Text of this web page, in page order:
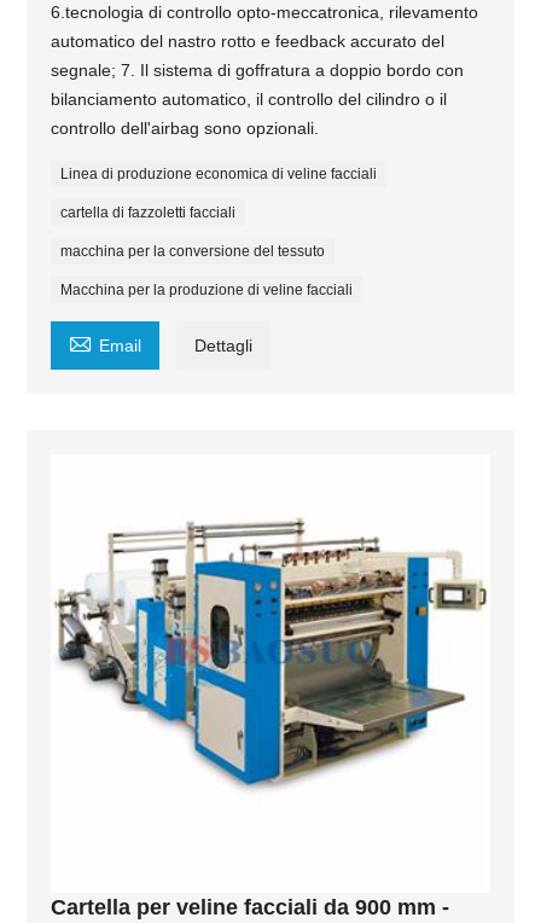
6.tecnologia di controllo opto-meccatronica, rilevamento
automatico del nastro rotto e feedback accurato del
segnale; 7. Il sistema di goffratura a doppio bordo con
bilanciamento automatico, il controllo del cilindro o il
controllo dell'airbag sono opzionali.
Linea di produzione economica di veline facciali
cartella di fazzoletti facciali
macchina per la conversione del tessuto
Macchina per la produzione di veline facciali
 Email Dettagli
Cartella per veline facciali da 900 mm -